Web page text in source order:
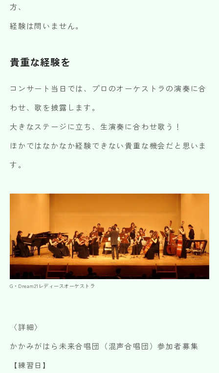
方、
経験は問いません。
貴重な経験を
コンサート当日では、プロのオーケストラの演奏に合
わせ、歌を披露します。
大きなステージに立ち、生演奏に合わせ歌う！
ほかではなかなか経験できない貴重な機会だと思いま
す。
G・Dream21レディースオーケストラ
〈詳細〉
かかみがはら未来合唱団（混声合唱団）参加者募集
【練習日】